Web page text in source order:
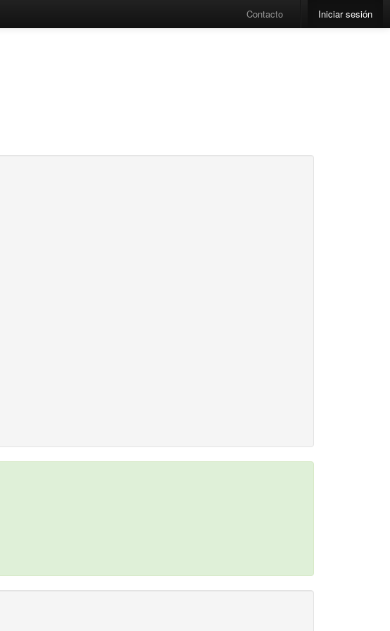
Contacto Iniciar sesión